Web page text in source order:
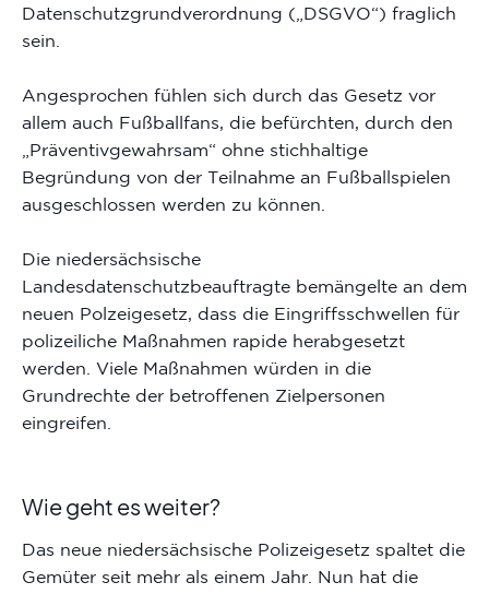
Datenschutzgrundverordnung („DSGVO“) fraglich
sein.
Angesprochen fühlen sich durch das Gesetz vor
allem auch Fußballfans, die befürchten, durch den
„Präventivgewahrsam“ ohne stichhaltige
Begründung von der Teilnahme an Fußballspielen
ausgeschlossen werden zu können.
Die niedersächsische
Landesdatenschutzbeauftragte bemängelte an dem
neuen Polzeigesetz, dass die Eingriffsschwellen für
polizeiliche Maßnahmen rapide herabgesetzt
werden. Viele Maßnahmen würden in die
Grundrechte der betroffenen Zielpersonen
eingreifen.
Wie geht es weiter?
Das neue niedersächsische Polizeigesetz spaltet die
Gemüter seit mehr als einem Jahr. Nun hat die